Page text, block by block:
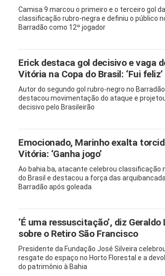
Camisa 9 marcou o primeiro e o terceiro gol da
classificação rubro-negra e definiu o público
Barradão como 12º jogador
Erick destaca gol decisivo e vaga
Vitória na Copa do Brasil: ‘Fui feliz’
Autor do segundo gol rubro-negro no Barradão
destacou movimentação do ataque e
decisivo pelo Brasileirão
Emocionado, Marinho exalta
Vitória: ‘Ganha jogo’
Ao bahia.ba, atacante celebrou classificação
do Brasil e destacou a força das
Barradão após goleada
‘É uma ressuscitação’, diz Geraldo
sobre o Retiro São Francisco
Presidente da Fundação José Silveira
resgate do espaço no Horto Florestal e a
do patrimônio à Bahia